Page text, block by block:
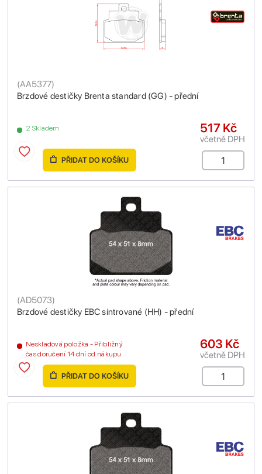
Brzdové destičky Brenta standard (GG) - přední
(AA5377)
2 Skladem 517 Kč
včetně DPH
PŘIDAT DO KOŠÍKU
Brzdové destičky EBC sintrované (HH) - přední
(AD5073)
Neskladová položka - Přibližný
čas doručení 14 dní od nákupu
603 Kč
včetně DPH
PŘIDAT DO KOŠÍKU